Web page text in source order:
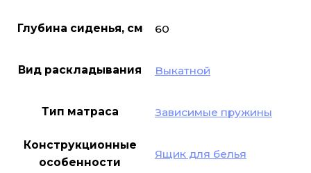
Глубина сиденья, см 60
Вид раскладывания Выкатной
Тип матраса Зависимые пружины
Конструкционные
особенности
Ящик для белья